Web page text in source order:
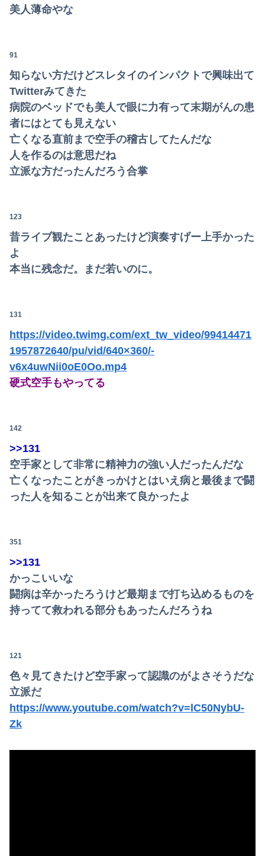
美人薄命やな
91
知らない方だけどスレタイのインパクトで興味出て
Twitterみてきた
病院のベッドでも美人で眼に力有って末期がんの患
者にはとても見えない
亡くなる直前まで空手の稽古してたんだな
人を作るのは意思だね
立派な方だったんだろう合掌
123
昔ライブ観たことあったけど演奏すげー上手かった
よ
本当に残念だ。まだ若いのに。
131
https://video.twimg.com/ext_tw_video/99414471
1957872640/pu/vid/640×360/-
v6x4uwNii0oE0Oo.mp4
硬式空手もやってる
142
>>131
空手家として非常に精神力の強い人だったんだな
亡くなったことがきっかけとはいえ病と最後まで闘
った人を知ることが出来て良かったよ
351
>>131
かっこいいな
闘病は辛かったろうけど最期まで打ち込めるものを
持ってて救われる部分もあったんだろうね
121
色々見てきたけど空手家って認識のがよさそうだな
立派だ
https://www.youtube.com/watch?v=lC50NybU-
Zk